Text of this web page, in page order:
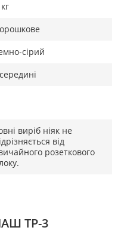
сірий
виріб ніяк не
від
розеткового
ТР-3